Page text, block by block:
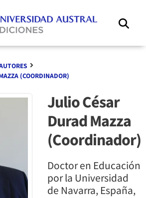
Buscar
(COORDINADOR)
Julio César
Durad Mazza
(Coordinador)
Doctor en Educación
por la Universidad
de Navarra, España,